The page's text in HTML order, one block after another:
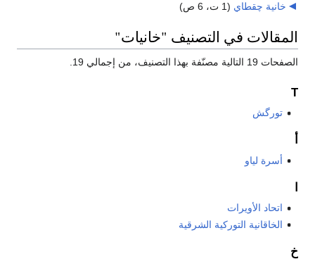
خانية چقطاي (1 ت، 6 ص)
المقالات في التصنيف "خانيات"
الصفحات 19 التالية مصنّفة بهذا التصنيف، من إجمالي 19.
T
تورگش
أسرة لياو
اتحاد الأويرات
الخاقانية التوركية الشرقية
خ